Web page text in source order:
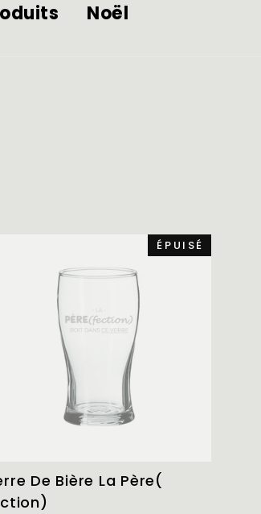
Noël
ÉPUISÉ
De Bière La Père(